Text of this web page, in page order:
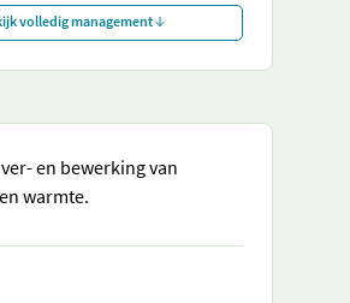
volledig management
en bewerking van
warmte.